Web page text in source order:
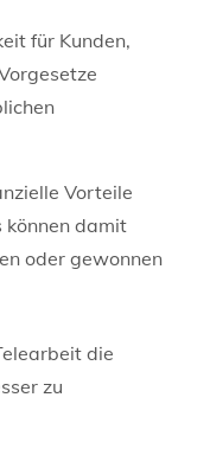
für Kunden,
Vorteile
können damit
oder gewonnen
die
zu